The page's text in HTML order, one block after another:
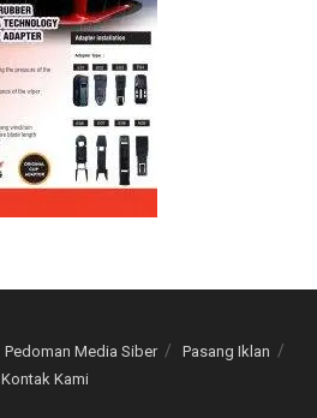
Pedoman Media Siber
Pasang Iklan
Kontak Kami